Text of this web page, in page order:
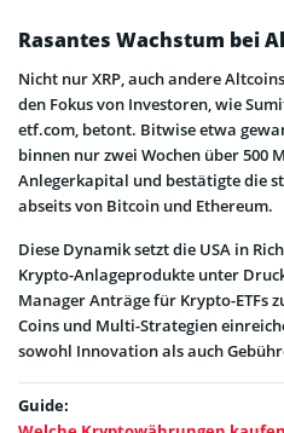
Rasantes Wachstum bei
Nicht nur XRP, auch andere
den Fokus von Investoren, wie
etf.com, betont. Bitwise etwa
binnen nur zwei Wochen über 500
Anlegerkapital und bestätigte die
abseits von Bitcoin und Ethereum.
Diese Dynamik setzt die USA in
Krypto-Anlageprodukte unter
Manager Anträge für Krypto-ETFs
Coins und Multi-Strategien
sowohl Innovation als auch
Guide: